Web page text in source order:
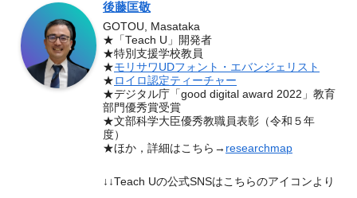
後藤匡敬
GOTOU, Masataka
★「Teach U」開発者
★特別支援学校教員
★モリサワUDフォント・エバンジェリスト
★ ロイロ認定ティーチャー
★デジタル庁「good digital award 2022」教育
部門優秀賞受賞
★文部科学大臣優秀教職員表彰（令和５年
度）
★ほか，詳細はこちら→ researchmap
↓↓Teach Uの公式SNSはこちらのアイコンより